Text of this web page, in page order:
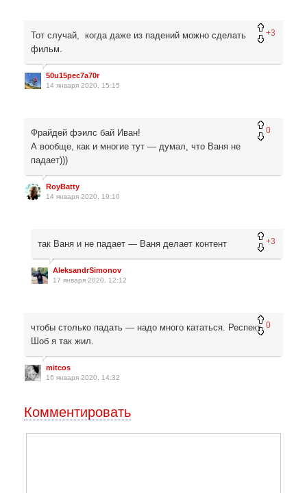
+3
Тот случай, когда даже из падений можно сделать
фильм.
50u15pec7a70r
14 января 2020, 15:15
0
Фрайдей фэилс бай Иван!
А вообще, как и многие тут — думал, что Ваня не
падает)))
RoyBatty
14 января 2020, 19:10
+3
так Ваня и не падает — Ваня делает контент
AleksandrSimonov
17 января 2020, 12:12
0
чтобы столько падать — надо много кататься. Респект.
Шоб я так жил.
mitcos
16 января 2020, 14:32
Комментировать